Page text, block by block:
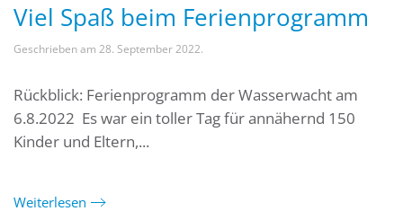
Viel Spaß beim Ferienprogramm
Geschrieben am 28. September 2022.
Rückblick: Ferienprogramm der Wasserwacht am
6.8.2022 Es war ein toller Tag für annähernd 150
Kinder und Eltern,...
Weiterlesen